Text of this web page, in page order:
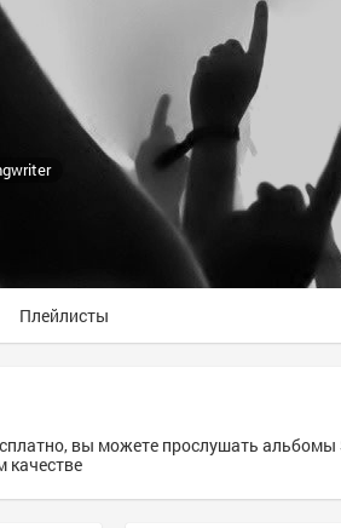
Плейлисты
вы можете прослушать альбомы
качестве